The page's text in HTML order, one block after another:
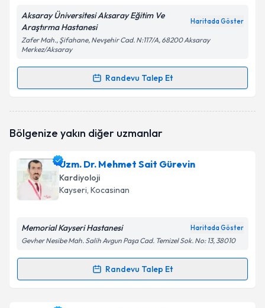
Aksaray Üniversitesi Aksaray Eğitim Ve
Araştırma Hastanesi
Haritada Göster
Zafer Mah., Şifahane, Nevşehir Cad. N:117/A, 68200 Aksaray
Merkez/Aksaray
Randevu Talep Et
Randevu Takvimi Talebi
Size bu uzmandan randevu almanız için bir takvim
E-posta Adresiniz
Kişisel verilerimin işlenmesine ilişkin
Aydınlatma
Metni'ni okudum ve kişisel verilerimin belirtilen
Bölgenize yakın diğer uzmanlar
Uzm. Dr. Mehmet Sait Gürevin
Kardiyoloji
Kayseri, Kocasinan
Memorial Kayseri Hastanesi Haritada Göster
Gevher Nesibe Mah. Salih Avgun Paşa Cad. Temizel Sok. No: 13, 38010
Randevu Talep Et
Randevu Takvimi Talebi